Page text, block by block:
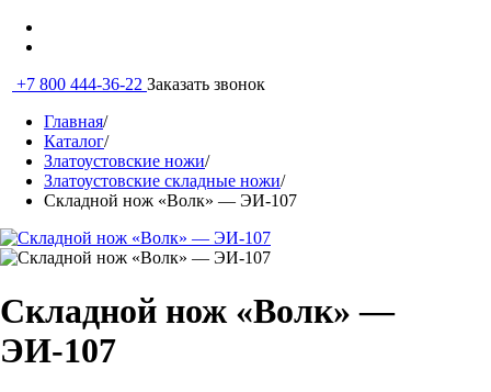
+7 800 444-36-22 Заказать звонок
Главная/
Каталог/
Златоустовские ножи/
Златоустовские складные ножи/
Складной нож «Волк» — ЭИ-107
Складной нож «Волк» —
ЭИ-107